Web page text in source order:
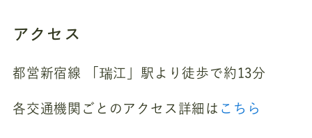
アクセス
都営新宿線 「瑞江」駅より徒歩で約13分
各交通機関ごとのアクセス詳細は こちら